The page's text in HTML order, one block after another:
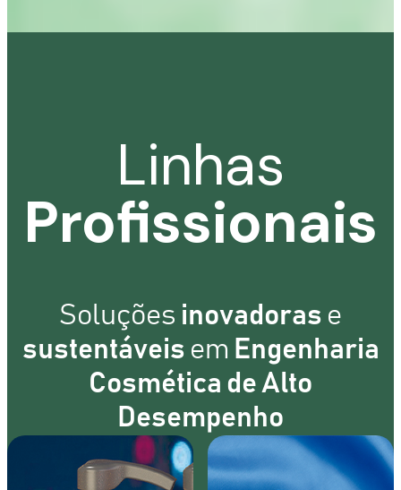
Linhas
Profissionais
Soluções inovadoras e
sustentáveisem Engenharia
Cosmética de Alto
Desempenho